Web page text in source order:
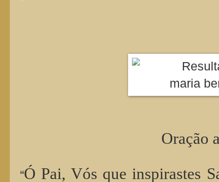
Oração a
“Ó Pai, Vós que inspirastes